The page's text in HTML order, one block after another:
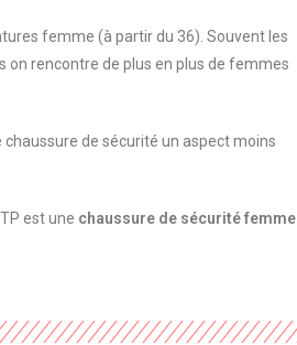
femme (à partir du 36). Souvent les
on rencontre de plus en plus de femmes
chaussure de sécurité un aspect moins
est une chaussure de sécurité femme